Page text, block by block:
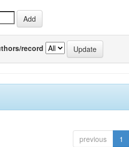
record
previous 1